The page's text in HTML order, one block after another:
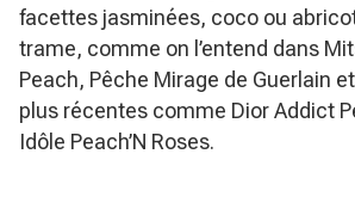
facettes jasminées, coco ou
trame, comme on l’entend dans
Peach, Pêche Mirage de Guerlain
plus récentes comme Dior Addict
Idôle Peach’N Roses.